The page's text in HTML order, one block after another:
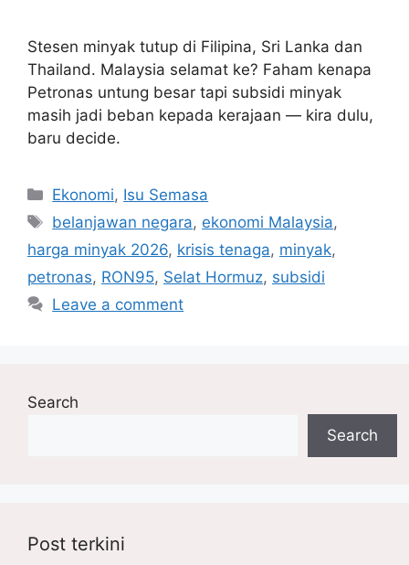
Stesen minyak tutup di Filipina, Sri Lanka dan
Thailand. Malaysia selamat ke? Faham kenapa
Petronas untung besar tapi subsidi minyak
masih jadi beban kepada kerajaan — kira dulu,
baru decide.
Categories
Ekonomi, Isu Semasa
Tags
belanjawan negara, ekonomi Malaysia,
harga minyak 2026, krisis tenaga, minyak,
petronas, RON95, Selat Hormuz, subsidi
Leave a comment
Search
Search
Post terkini